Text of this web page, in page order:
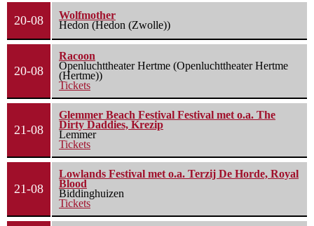
20-08
Wolfmother
Hedon (Hedon (Zwolle))
20-08
Racoon
Openluchttheater Hertme (Openluchttheater Hertme
(Hertme))
Tickets
21-08
Glemmer Beach Festival Festival met o.a. The
Dirty Daddies, Krezip
Lemmer
Tickets
21-08
Lowlands Festival met o.a. Terzij De Horde, Royal
Blood
Biddinghuizen
Tickets